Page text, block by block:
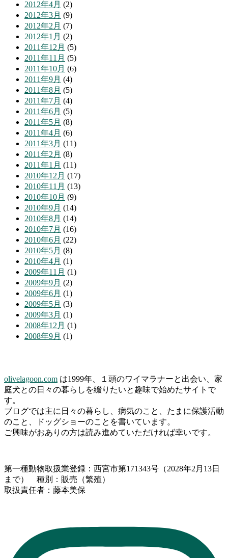
2012年4月 (2)
2012年3月 (9)
2012年2月 (7)
2012年1月 (2)
2011年12月 (5)
2011年11月 (5)
2011年10月 (6)
2011年9月 (4)
2011年8月 (5)
2011年7月 (4)
2011年6月 (5)
2011年5月 (8)
2011年4月 (6)
2011年3月 (11)
2011年2月 (8)
2011年1月 (11)
2010年12月 (17)
2010年11月 (13)
2010年10月 (9)
2010年9月 (14)
2010年8月 (14)
2010年7月 (16)
2010年6月 (22)
2010年5月 (8)
2010年4月 (1)
2009年11月 (1)
2009年9月 (2)
2009年6月 (1)
2009年5月 (3)
2009年3月 (1)
2008年12月 (1)
2008年9月 (1)
olivelagoon.com は1999年、１頭のワイマラナーと出会い、家
庭犬との日々の暮らしを綴りたいと趣味で始めたサイトで
す。
ブログでは主に日々の暮らし、病気のこと、たまに保護活動
のこと、ドッグショーのことを書いています。
ご興味がおありの方は読み進めていただければ幸いです。
第一種動物取扱業登録：西宮市第171343号（2028年2月13日
まで） 種別：販売（繁殖）
取扱責任者：藤本美保